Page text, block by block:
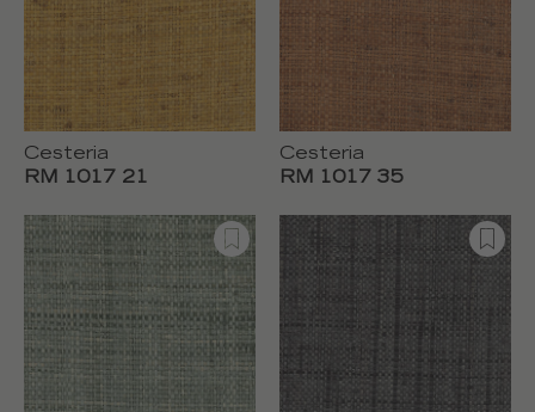
Cesteria
RM 1017 21
Cesteria
RM 1017 35